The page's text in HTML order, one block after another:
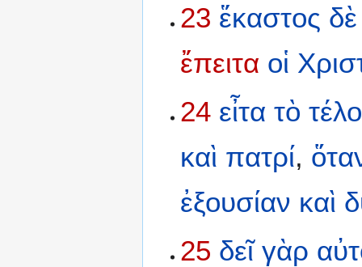
23 ἕκαστος δὲ
ἔπειτα οἱ
24 εἶτα τὸ
καὶ πατρί,
ἐξουσίαν καὶ
25 δεῖ γὰρ